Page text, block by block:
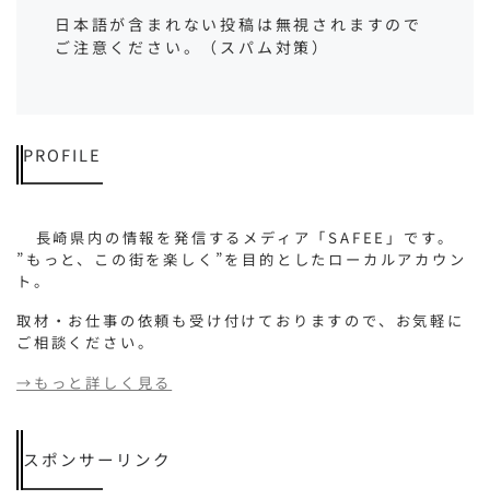
日本語が含まれない投稿は無視されますので
ご注意ください。（スパム対策）
PROFILE
長崎県内の情報を発信するメディア「SAFEE」です。
”もっと、この街を楽しく”を目的としたローカルアカウン
ト。
取材・お仕事の依頼も受け付けておりますので、お気軽に
ご相談ください。
→もっと詳しく見る
スポンサーリンク